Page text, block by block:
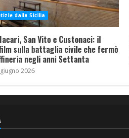
dalla Sicilia
San Vito e Custonaci: il
sulla battaglia civile che fermò
negli anni Settanta
2026